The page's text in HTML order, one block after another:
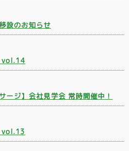
設のお知らせ
vol.14
ージ】会社見学会 常時開催中！
vol.13